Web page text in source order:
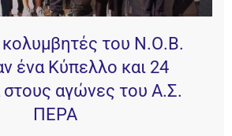
κολυμβητές του Ν.Ο.Β.
ένα Κύπελλο και 24
στους αγώνες του Α.Σ.
ΠΕΡΑ